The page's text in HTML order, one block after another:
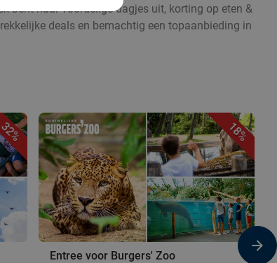
bent naar voordelige dagjes uit, korting op eten &
deals en bemachtig een topaanbieding in
18%
Entree voor Burgers' Zoo